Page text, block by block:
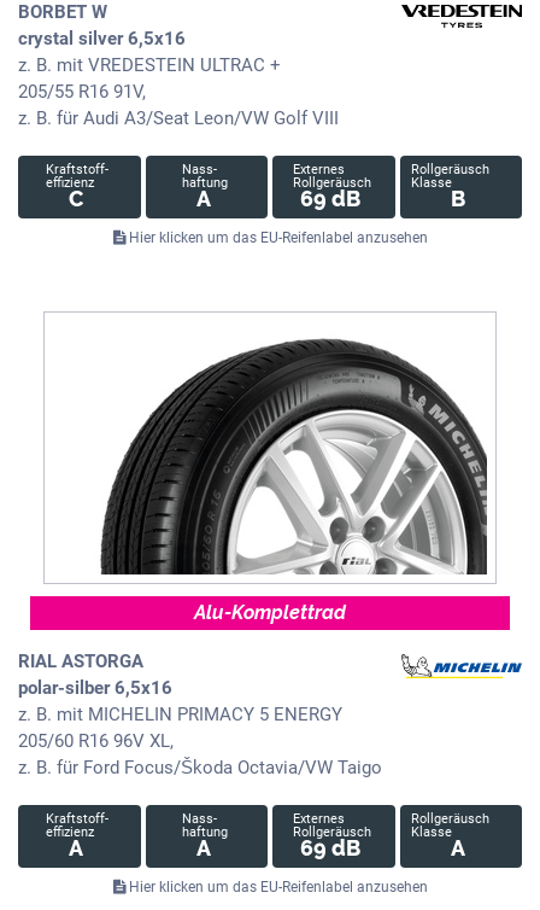
BORBET W
crystal silver 6,5x16
z. B. mit VREDESTEIN ULTRAC +
205/55 R16 91V,
z. B. für Audi A3/Seat Leon/VW Golf VIII
Kraftstoff-
effizienz
C
Nass-
haftung
A
Externes
Rollgeräusch
69 dB
Rollgeräusch
Klasse
B
Hier klicken um das EU-Reifenlabel anzusehen
Alu-Komplettrad
RIAL ASTORGA
polar-silber 6,5x16
z. B. mit MICHELIN PRIMACY 5 ENERGY
205/60 R16 96V XL,
z. B. für Ford Focus/Škoda Octavia/VW Taigo
Kraftstoff-
effizienz
A
Nass-
haftung
A
Externes
Rollgeräusch
69 dB
Rollgeräusch
Klasse
A
Hier klicken um das EU-Reifenlabel anzusehen